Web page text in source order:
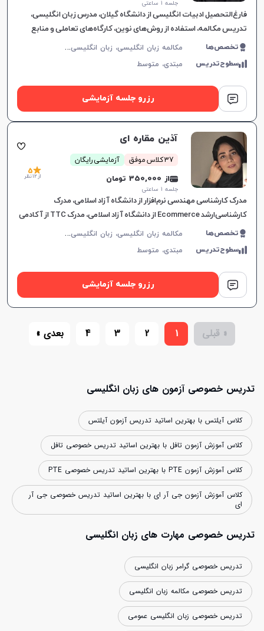
جلسه ۱ ساعتی
فارغ‌التحصیل ادبیات انگلیسی از دانشگاه گیلان، مدرس زبان انگلیسی،
تدریس مکالمه، استفاده از روش‌های نوین، کارگاه‌های تعاملی و منابع
به‌روز، ارتقاء کاربردی زبان در موقعیت‌های واقعی.
تخصص‌ها م
کالمه زبان انگلیسی، زبان انگلیسی عمومی، گرامر زبان انگلیسی، زبان انگلیسی آمریکایی، زبان انگلیسی هفتم دبیرستان، زبان انگلیسی هشتم دبیرستان، زبان انگلیسی نهم دبیرستان، زبان انگلیسی دهم دبیرستان، زبان انگلیسی یازدهم دبیرستان، زبان انگلیسی دوازدهم دبیرستان، زبان انگلیسی کودکان
سطوح‌تدریس مبتدی، متوسط
رزرو جلسه آزمایشی
آذین مقاره ای
37 کلاس موفق آزمایشی رایگان
از 350,000 تومان
جلسه ۱ ساعتی
5
از 12 نظر
مدرک کارشناسی مهندسی نرم‌افزار از دانشگاه آزاد اسلامی، مدرک
کارشناسی‌ارشد Ecommerce از دانشگاه آزاد اسلامی، مدرک TTC از آکادمی
زبان، ده سال تجربه تدریس زبان انگلیسی، تدریس دوره‌های مختلف و مت
تخصص‌ها م
کالمه زبان انگلیسی، زبان انگلیسی عمومی، گرامر زبان انگلیسی، زبان انگلیسی آمریکایی، زبان انگلیسی هفتم دبیرستان، زبان انگلیسی هشتم دبیرستان، زبان انگلیسی نهم دبیرستان، زبان انگلیسی دهم دبیرستان، زبان انگلیسی یازدهم دبیرستان، زبان انگلیسی دوازدهم دبیرستان، زبان انگلیسی کودکان
سطوح‌تدریس مبتدی، متوسط
رزرو جلسه آزمایشی
« قبلی 1
2
3
4 بعدی »
تدریس خصوصی آزمون های زبان انگلیسی
کلاس آیلتس با بهترین اساتید تدریس آزمون آیلتس
کلاس آموزش آزمون تافل با بهترین اساتید تدریس خصوصی تافل
کلاس آموزش آزمون PTE با بهترین اساتید تدریس خصوصی PTE
کلاس آموزش آزمون جی آر ای با بهترین اساتید تدریس خصوصی جی آر
ای
تدریس خصوصی مهارت های زبان انگلیسی
تدریس خصوصی گرامر زبان انگلیسی
تدریس خصوصی مکالمه زبان انگلیسی
تدریس خصوصی زبان انگلیسی عمومی